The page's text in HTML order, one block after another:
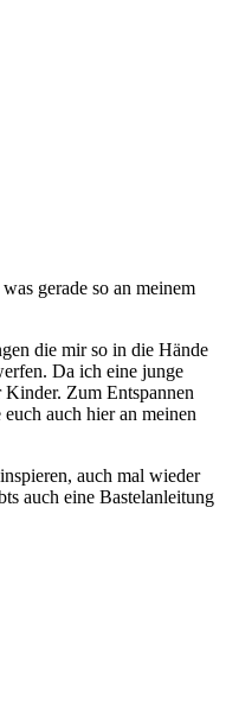
gerade so an meinem
die mir so in die Hände
Da ich eine junge
Zum Entspannen
auch hier an meinen
auch mal wieder
auch eine Bastelanleitung